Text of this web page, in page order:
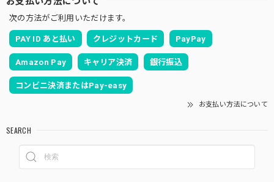
次の方法がご利用いただけます。
PAY ID あと払い クレジットカード PayPay
Amazon Pay キャリア決済 銀行振込
コンビニ決済またはPay-easy
お支払い方法について
SEARCH